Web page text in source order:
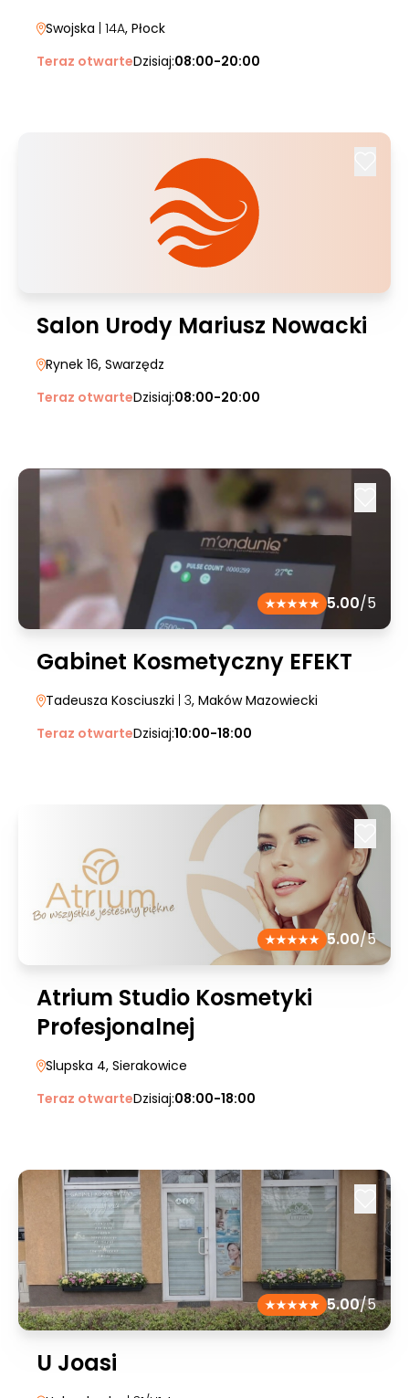
Swojska | 14A, Płock
Teraz otwarteDzisiaj:08:00-20:00
Salon Urody Mariusz Nowacki
Rynek 16, Swarzędz
Teraz otwarteDzisiaj:08:00-20:00
5.00/5
Gabinet Kosmetyczny EFEKT
Tadeusza Kosciuszki | 3, Maków Mazowiecki
Teraz otwarteDzisiaj:10:00-18:00
5.00/5
Atrium Studio Kosmetyki
Profesjonalnej
Slupska 4, Sierakowice
Teraz otwarteDzisiaj:08:00-18:00
5.00/5
U Joasi